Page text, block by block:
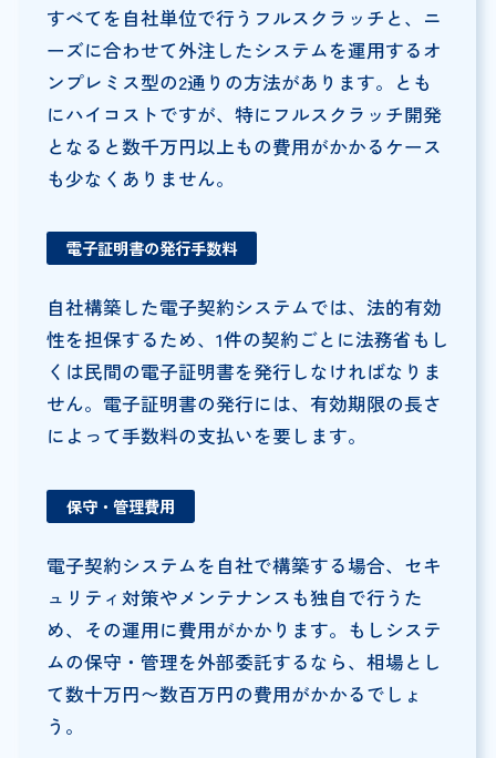
すべてを自社単位で行うフルスクラッチと、ニ
ーズに合わせて外注したシステムを運用するオ
ンプレミス型の2通りの方法があります。とも
にハイコストですが、特にフルスクラッチ開発
となると数千万円以上もの費用がかかるケース
も少なくありません。
電子証明書の発行手数料
自社構築した電子契約システムでは、法的有効
性を担保するため、1件の契約ごとに法務省もし
くは民間の電子証明書を発行しなければなりま
せん。電子証明書の発行には、有効期限の長さ
によって手数料の支払いを要します。
保守・管理費用
電子契約システムを自社で構築する場合、セキ
ュリティ対策やメンテナンスも独自で行うた
め、その運用に費用がかかります。もしシステ
ムの保守・管理を外部委託するなら、相場とし
て数十万円〜数百万円の費用がかかるでしょ
う。